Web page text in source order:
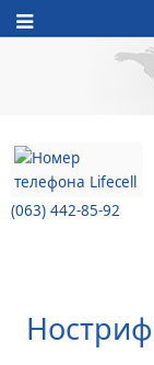
(063) 442-85-92